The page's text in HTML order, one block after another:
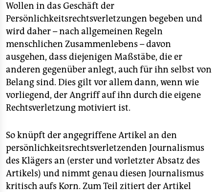
Wollen in das Geschäft der
Persönlichkeitsrechtsverletzungen begeben und
wird daher – nach allgemeinen Regeln
menschlichen Zusammenlebens – davon
ausgehen, dass diejenigen Maßstäbe, die er
anderen gegenüber anlegt, auch für ihn selbst von
Belang sind. Dies gilt vor allem dann, wenn wie
vorliegend, der Angriff auf ihn durch die eigene
Rechtsverletzung motiviert ist.
So knüpft der angegriffene Artikel an den
persönlichkeitsrechtsverletzenden Journalismus
des Klägers an (erster und vorletzter Absatz des
Artikels) und nimmt genau diesen Journalismus
kritisch aufs Korn. Zum Teil zitiert der Artikel